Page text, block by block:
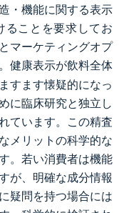
・機能に関する表示
ることを要求してお
マーケティングオプ
。健康表示が飲料全体
すます懐疑的になっ
に臨床研究と独立し
ています。この精査
メリットの科学的な
。若い消費者は機能
が、明確な成分情報
疑問を持つ場合には